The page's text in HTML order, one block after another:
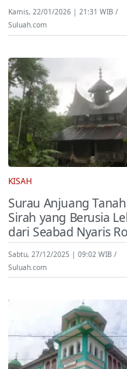
Kamis, 22/01/2026 | 21:31 WIB
Suluah.com
KISAH
Surau Anjuang Tanah
Sirah yang Berusia
dari Seabad Nyaris
Sabtu, 27/12/2025 | 09:02 WIB
Suluah.com